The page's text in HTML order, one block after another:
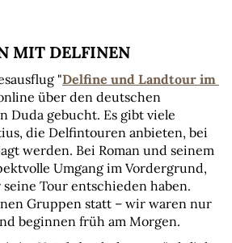
MIT DELFINEN
"Delfine und Landtour im
über den deutschen
Duda gebucht. Es gibt viele
die Delfintouren anbieten, bei
werden. Bei Roman und seinem
Umgang im Vordergrund,
Tour entschieden haben.
Gruppen statt – wir waren nur
beginnen früh am Morgen.